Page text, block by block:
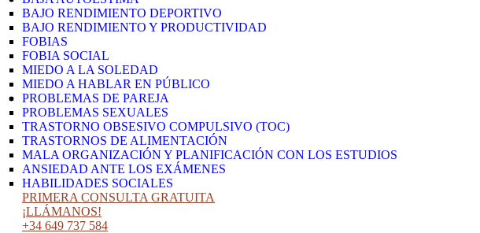
BAJO RENDIMIENTO DEPORTIVO
BAJO RENDIMIENTO Y PRODUCTIVIDAD
FOBIAS
FOBIA SOCIAL
MIEDO A LA SOLEDAD
MIEDO A HABLAR EN PÚBLICO
PROBLEMAS DE PAREJA
PROBLEMAS SEXUALES
TRASTORNO OBSESIVO COMPULSIVO (TOC)
TRASTORNOS DE ALIMENTACIÓN
MALA ORGANIZACIÓN Y PLANIFICACIÓN CON LOS ESTUDIOS
ANSIEDAD ANTE LOS EXÁMENES
HABILIDADES SOCIALES
PRIMERA CONSULTA GRATUITA
¡LLÁMANOS!
+34 649 737 584